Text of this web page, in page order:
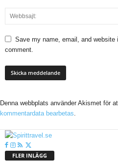
Save my name, email, and website
comment.
Denna webbplats använder Akismet för
kommentardata bearbetas.
FLER INLÄGG